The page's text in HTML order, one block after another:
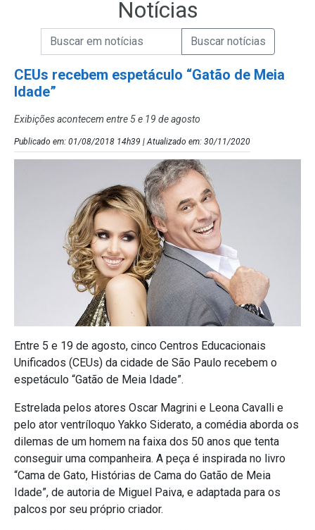
Notícias
Campo de Busca de Notícias
Campo de Busca de informaçõesEnviar a Busca de Notícias
CEUs recebem espetáculo “Gatão de Meia
Idade”
Exibições acontecem entre 5 e 19 de agosto
Publicado em: 01/08/2018 14h39 | Atualizado em: 30/11/2020
Entre 5 e 19 de agosto, cinco Centros Educacionais
Unificados (CEUs) da cidade de São Paulo recebem o
espetáculo “Gatão de Meia Idade”.
Estrelada pelos atores Oscar Magrini e Leona Cavalli e
pelo ator ventríloquo Yakko Siderato, a comédia aborda os
dilemas de um homem na faixa dos 50 anos que tenta
conseguir uma companheira. A peça é inspirada no livro
“Cama de Gato, Histórias de Cama do Gatão de Meia
Idade”, de autoria de Miguel Paiva, e adaptada para os
palcos por seu próprio criador.